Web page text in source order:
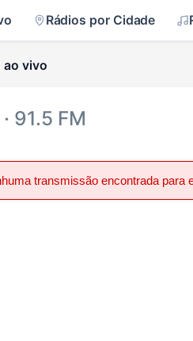
Rádios por Cidade
ao vivo
· 91.5 FM
transmissão encontrada para